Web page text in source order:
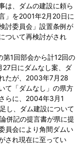
は、ダムの建設に頼ら
」を2001年2月20日に
討委員会」設置条例が
ついて再検討がされ
1回部会から計12回の
日にダムなし案、ダ
たが、2003年7月28
て「ダムなし」の県方
らに、2004年3月1
し、ダム建設について
併記の提言書が県に提
員会により角間ダムい
され現在に至ってい